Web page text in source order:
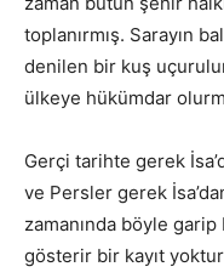
toplanırmış. Sarayın
denilen bir kuş
ülkeye hükümdar
Gerçi tarihte gerek
ve Persler gerek
zamanında böyle
gösterir bir kayıt